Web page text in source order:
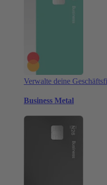
Verwalte deine
Business Metal